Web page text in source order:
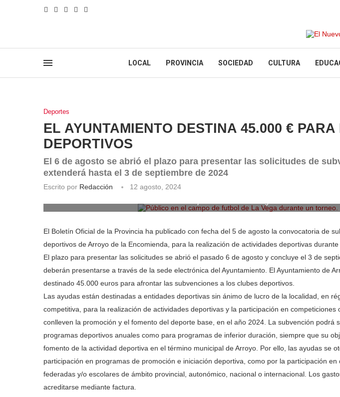
LOCAL PROVINCIA SOCIEDAD CULTURA
Deportes
EL AYUNTAMIENTO DESTINA 45.000 €
DEPORTIVOS
El 6 de agosto se abrió el plazo para presentar las solicitudes de
extenderá hasta el 3 de septiembre de 2024
Escrito por Redacción
12 agosto, 2024
El Boletín Oficial de la Provincia ha publicado con fecha del 5 de agosto la convocatoria de
deportivos de Arroyo de la Encomienda, para la realización de actividades deportivas durante
El plazo para presentar las solicitudes se abrió el pasado 6 de agosto y concluye el 3 de
deberán presentarse a través de la sede electrónica del Ayuntamiento. El Ayuntamiento de
destinado 45.000 euros para afrontar las subvenciones a los clubes deportivos.
Las ayudas están destinadas a entidades deportivas sin ánimo de lucro de la localidad, en
competitiva, para la realización de actividades deportivas y la participación en competiciones
conlleven la promoción y el fomento del deporte base, en el año 2024. La subvención podrá
programas deportivos anuales como para programas de inferior duración, siempre que su
fomento de la actividad deportiva en el término municipal de Arroyo. Por ello, las ayudas se
participación en programas de promoción e iniciación deportiva, como por la participación en
federadas y/o escolares de ámbito provincial, autonómico, nacional o internacional. Los
acreditarse mediante factura.